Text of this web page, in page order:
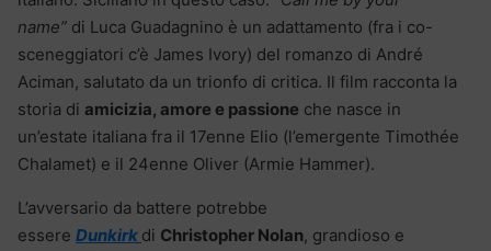
name” di Luca Guadagnino è un adattamento (fra i co-
sceneggiatori c’è James Ivory) del romanzo di André
Aciman, salutato da un trionfo di critica. Il film racconta la
storia di amicizia, amore e passione che nasce in
un’estate italiana fra il 17enne Elio (l’emergente Timothée
Chalamet) e il 24enne Oliver (Armie Hammer).
L’avversario da battere potrebbe
essere Dunkirk di Christopher Nolan, grandioso e